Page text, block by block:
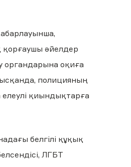
қорғаушы әйелдер
органдарына оқиға
полицияның
қиындықтарға
белгілі құқық
ЛГБТ